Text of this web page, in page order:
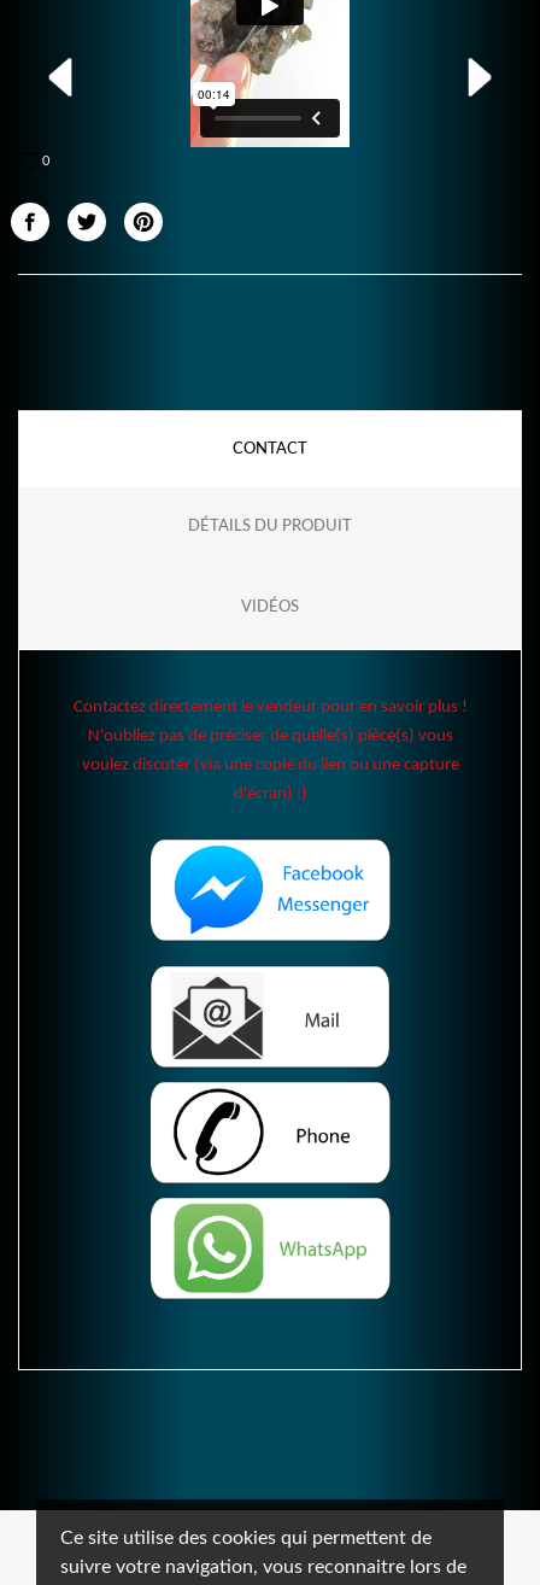
Ce site utilise des cookies qui permettent de
suivre votre navigation, vous reconnaitre lors de
0
CONTACT
DÉTAILS DU PRODUIT
VIDÉOS
Contactez directement le vendeur pour en savoir plus !
N'oubliez pas de préciser de quelle(s) pièce(s) vous
voulez discuter (via une copie du lien ou une capture
d'écran) :)